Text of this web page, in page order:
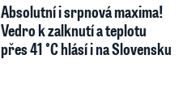
Absolutní i srpnová maxima!
Vedro k zalknutí a teplotu
přes 41 °C hlásí i na Slovensku